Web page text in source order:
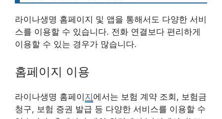
라이나생명 홈페이지 및 앱을 통해서도 다양한 서비
스를 이용할 수 있습니다. 전화 연결보다 편리하게
이용할 수 있는 경우가 많습니다.
홈페이지 이용
라이나생명 홈페이 지 에서는 보험 계약 조회, 보험금
청구, 보험 증권 발급 등 다양한 서비스를 이용할 수